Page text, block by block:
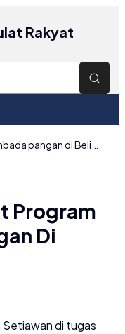
Rakyat
Program
Di
Setiawan di tugas